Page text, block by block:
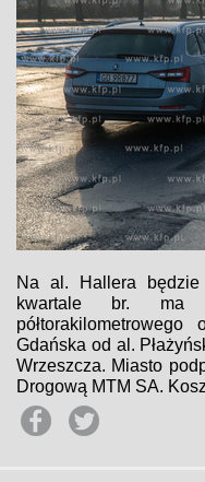
Na al. Hallera
kwartale br. ma
Gdańska od al.
Wrzeszcza. Miasto
Drogową MTM SA.